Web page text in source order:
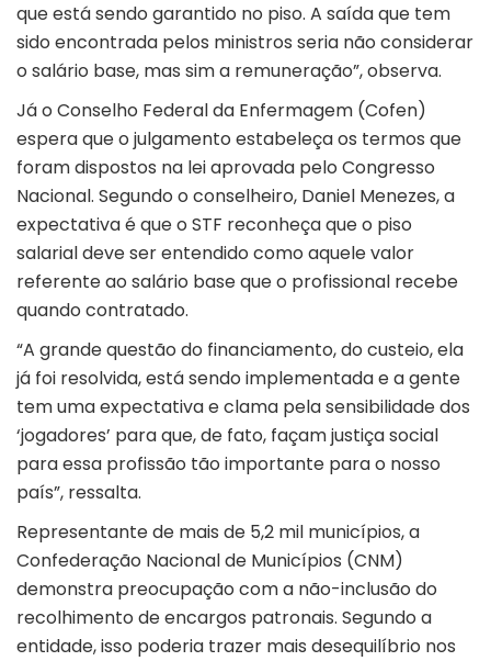
que está sendo garantido no piso. A saída que tem
sido encontrada pelos ministros seria não considerar
o salário base, mas sim a remuneração”, observa.
Já o Conselho Federal da Enfermagem (Cofen)
espera que o julgamento estabeleça os termos que
foram dispostos na lei aprovada pelo Congresso
Nacional. Segundo o conselheiro, Daniel Menezes, a
expectativa é que o STF reconheça que o piso
salarial deve ser entendido como aquele valor
referente ao salário base que o profissional recebe
quando contratado.
“A grande questão do financiamento, do custeio, ela
já foi resolvida, está sendo implementada e a gente
tem uma expectativa e clama pela sensibilidade dos
‘jogadores’ para que, de fato, façam justiça social
para essa profissão tão importante para o nosso
país”, ressalta.
Representante de mais de 5,2 mil municípios, a
Confederação Nacional de Municípios (CNM)
demonstra preocupação com a não-inclusão do
recolhimento de encargos patronais. Segundo a
entidade, isso poderia trazer mais desequilíbrio nos